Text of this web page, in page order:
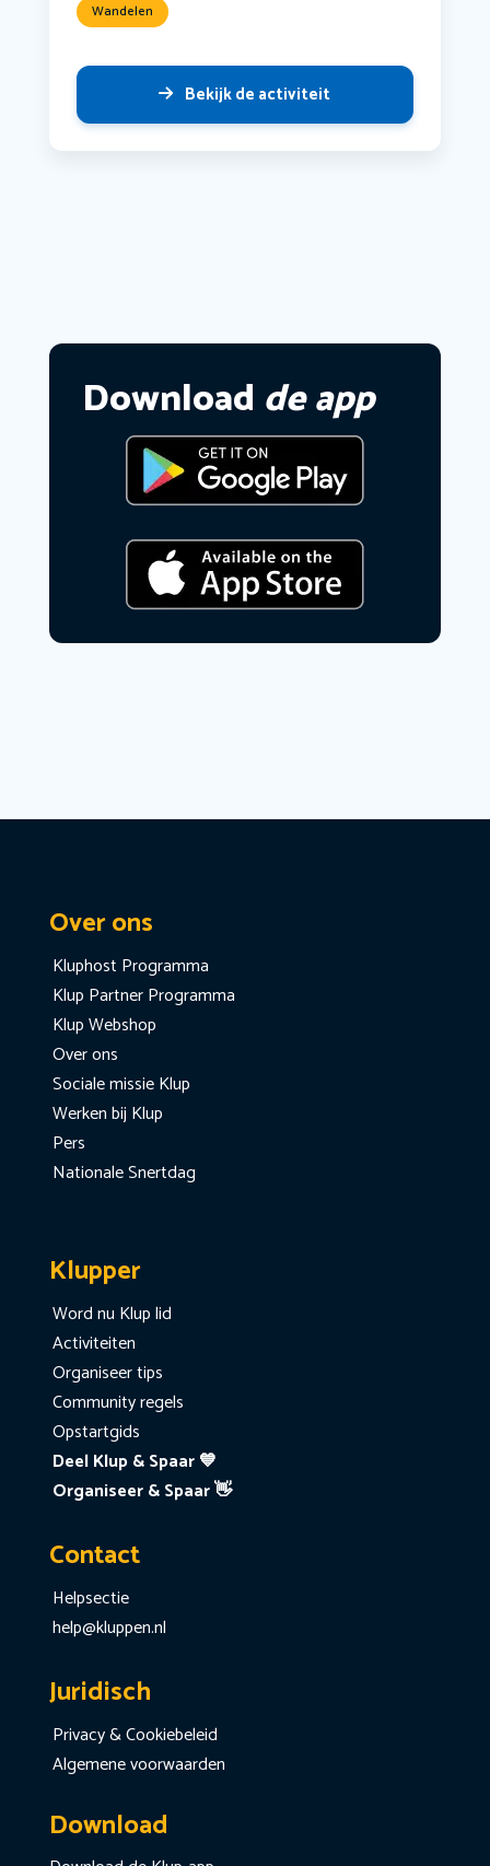
Wandelen
Bekijk de activiteit
Download de app
Over ons
Kluphost Programma
Klup Partner Programma
Klup Webshop
Over ons
Sociale missie Klup
Werken bij Klup
Pers
Nationale Snertdag
Klupper
Word nu Klup lid
Activiteiten
Organiseer tips
Community regels
Opstartgids
Deel Klup & Spaar 💙
Organiseer & Spaar 👋
Contact
Helpsectie
help@kluppen.nl
Juridisch
Privacy & Cookiebeleid
Algemene voorwaarden
Download